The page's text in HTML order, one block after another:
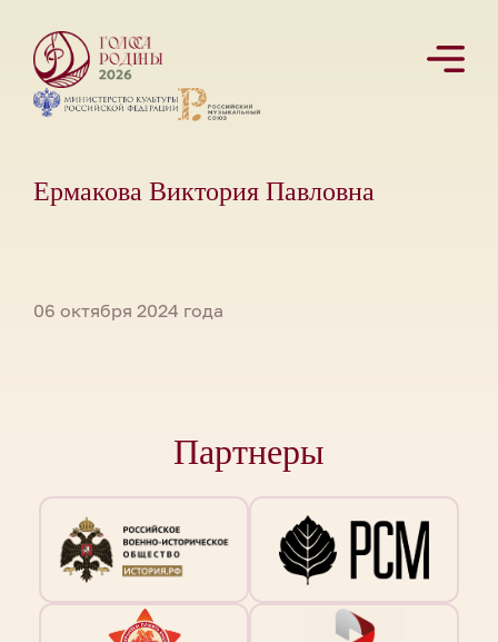
Ермакова Виктория Павловна
06 октября 2024 года
Партнеры